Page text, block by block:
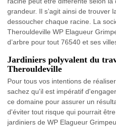
grandeur. Il s’agit ainsi de trouver
dessoucher chaque racine. La
Therouldeville WP Elagueur
d’arbre pour tout 76540 et ses
Jardiniers polyvalent du
Therouldeville
Pour tous vos intentions de
sachez qu'il est impératif
ce domaine pour assurer un
d'éviter tout risque qui pourrait
jardiniers de WP Elagueur